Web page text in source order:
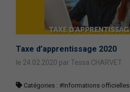
Taxe d’apprentissage 2020
le 24.02.2020 par Tessa CHARVET
Catégories : #Informations officielles